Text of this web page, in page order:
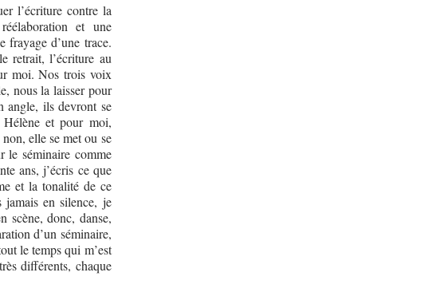
l’écriture contre la
et une
frayage d’une trace.
retrait, l’écriture au
moi. Nos trois voix
nous la laisser pour
angle, ils devront se
et pour moi,
elle se met ou se
le séminaire comme
ans, j’écris ce que
et la tonalité de ce
jamais en silence, je
scène, donc, danse,
d’un séminaire,
le temps qui m’est
différents, chaque